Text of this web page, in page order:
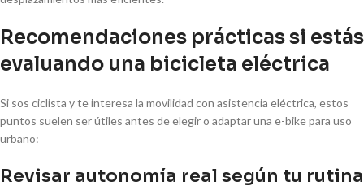
Recomendaciones prácticas si estás
evaluando una bicicleta eléctrica
Si sos ciclista y te interesa la movilidad con asistencia eléctrica, estos
puntos suelen ser útiles antes de elegir o adaptar una e-bike para uso
urbano:
Revisar autonomía real según tu rutina